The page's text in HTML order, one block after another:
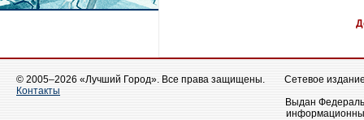
© 2005–2026 «Лучший Город». Все права защищены.
Контакты
Сетевое
Выдан